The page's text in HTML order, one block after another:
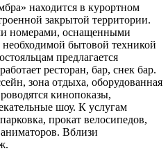
находится в курортном
закрытой территории.
номерами, оснащенными
бытовой техникой
предлагается
ресторан, бар, снек бар.
зона отдыха, оборудованная
кинопоказы,
шоу. К услугам
прокат велосипедов,
Вблизи